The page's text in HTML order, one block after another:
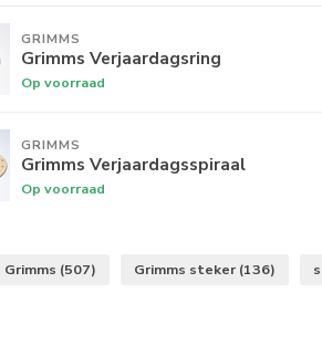
GRIMMS
Grimms Verjaardagsring
Op voorraad
GRIMMS
Grimms Verjaardagsspiraal
Op voorraad
Grimms (507) Grimms steker (136)